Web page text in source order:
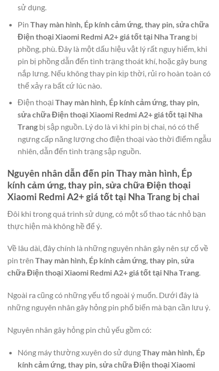
sử dụng.
Pin Thay màn hình, Ép kính cảm ứng, thay pin, sửa chữa
Điện thoại Xiaomi Redmi A2+ giá tốt tại Nha Trangbị
phồng, phù. Đây là một dấu hiệu vật lý rất nguy hiểm, khi
pin bị phồng dẫn đến tình trạng thoát khí, hoặc gây bung
nắp lưng. Nếu không thay pin kịp thời, rủi ro hoàn toàn có
thể xảy ra bất cứ lúc nào.
Điện thoại Thay màn hình, Ép kính cảm ứng, thay pin,
sửa chữa Điện thoại Xiaomi Redmi A2+ giá tốt tại Nha
Trangbị sập nguồn. Lý do là vì khi pin bị chai, nó có thể
ngưng cấp năng lượng cho điện thoại vào thời điểm ngẫu
nhiên, dẫn đến tình trạng sập nguồn.
Nguyên nhân dẫn đến pin Thay màn hình, Ép
kính cảm ứng, thay pin, sửa chữa Điện thoại
Xiaomi Redmi A2+ giá tốt tại Nha Trang bị chai
Đôi khi trong quá trình sử dụng, có một số thao tác nhỏ bạn
thực hiện mà không hề để ý.
Về lâu dài, đây chính là những nguyên nhân gây nên sự cố về
pin trên Thay màn hình, Ép kính cảm ứng, thay pin, sửa
chữa Điện thoại Xiaomi Redmi A2+ giá tốt tại Nha Trang.
Ngoài ra cũng có những yếu tố ngoài ý muốn. Dưới đây là
những nguyên nhân gây hỏng pin phổ biến mà bạn cần lưu ý.
Nguyên nhân gây hỏng pin chủ yếu gồm có:
Nóng máy thường xuyên do sử dụngThay màn hình, Ép
kính cảm ứng, thay pin, sửa chữa Điện thoại Xiaomi